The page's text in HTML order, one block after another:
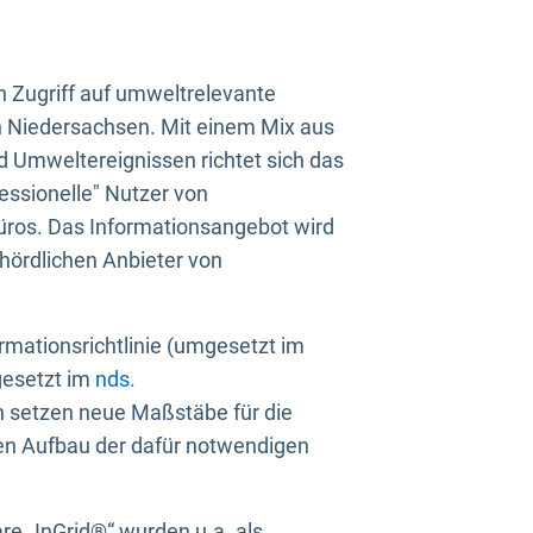
Zugriff auf umweltrelevante
Mit einem Mix aus
Umweltereignissen richtet sich das
Nutzer von
Das Informationsangebot wird
Anbieter von
(umgesetzt im
im nds.
setzen neue Maßstäbe für die
Aufbau der dafür notwendigen